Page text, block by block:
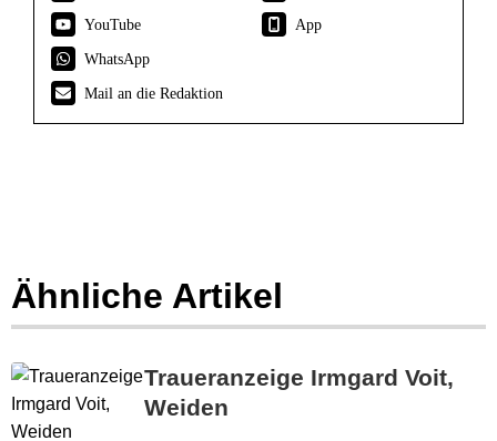
YouTube
App
WhatsApp
Mail an die Redaktion
Ähnliche Artikel
Traueranzeige Irmgard Voit,
Weiden